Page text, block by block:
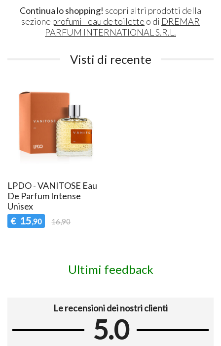
Continua lo shopping! scopri altri prodotti della
sezione profumi - eau de toilette o di DREMAR
PARFUM INTERNATIONAL S.R.L.
Visti di recente
LPDO - VANITOSE Eau
De Parfum Intense
Unisex
€ 15,90 16,90
Ultimi feedback
Le recensioni dei nostri clienti
5.0